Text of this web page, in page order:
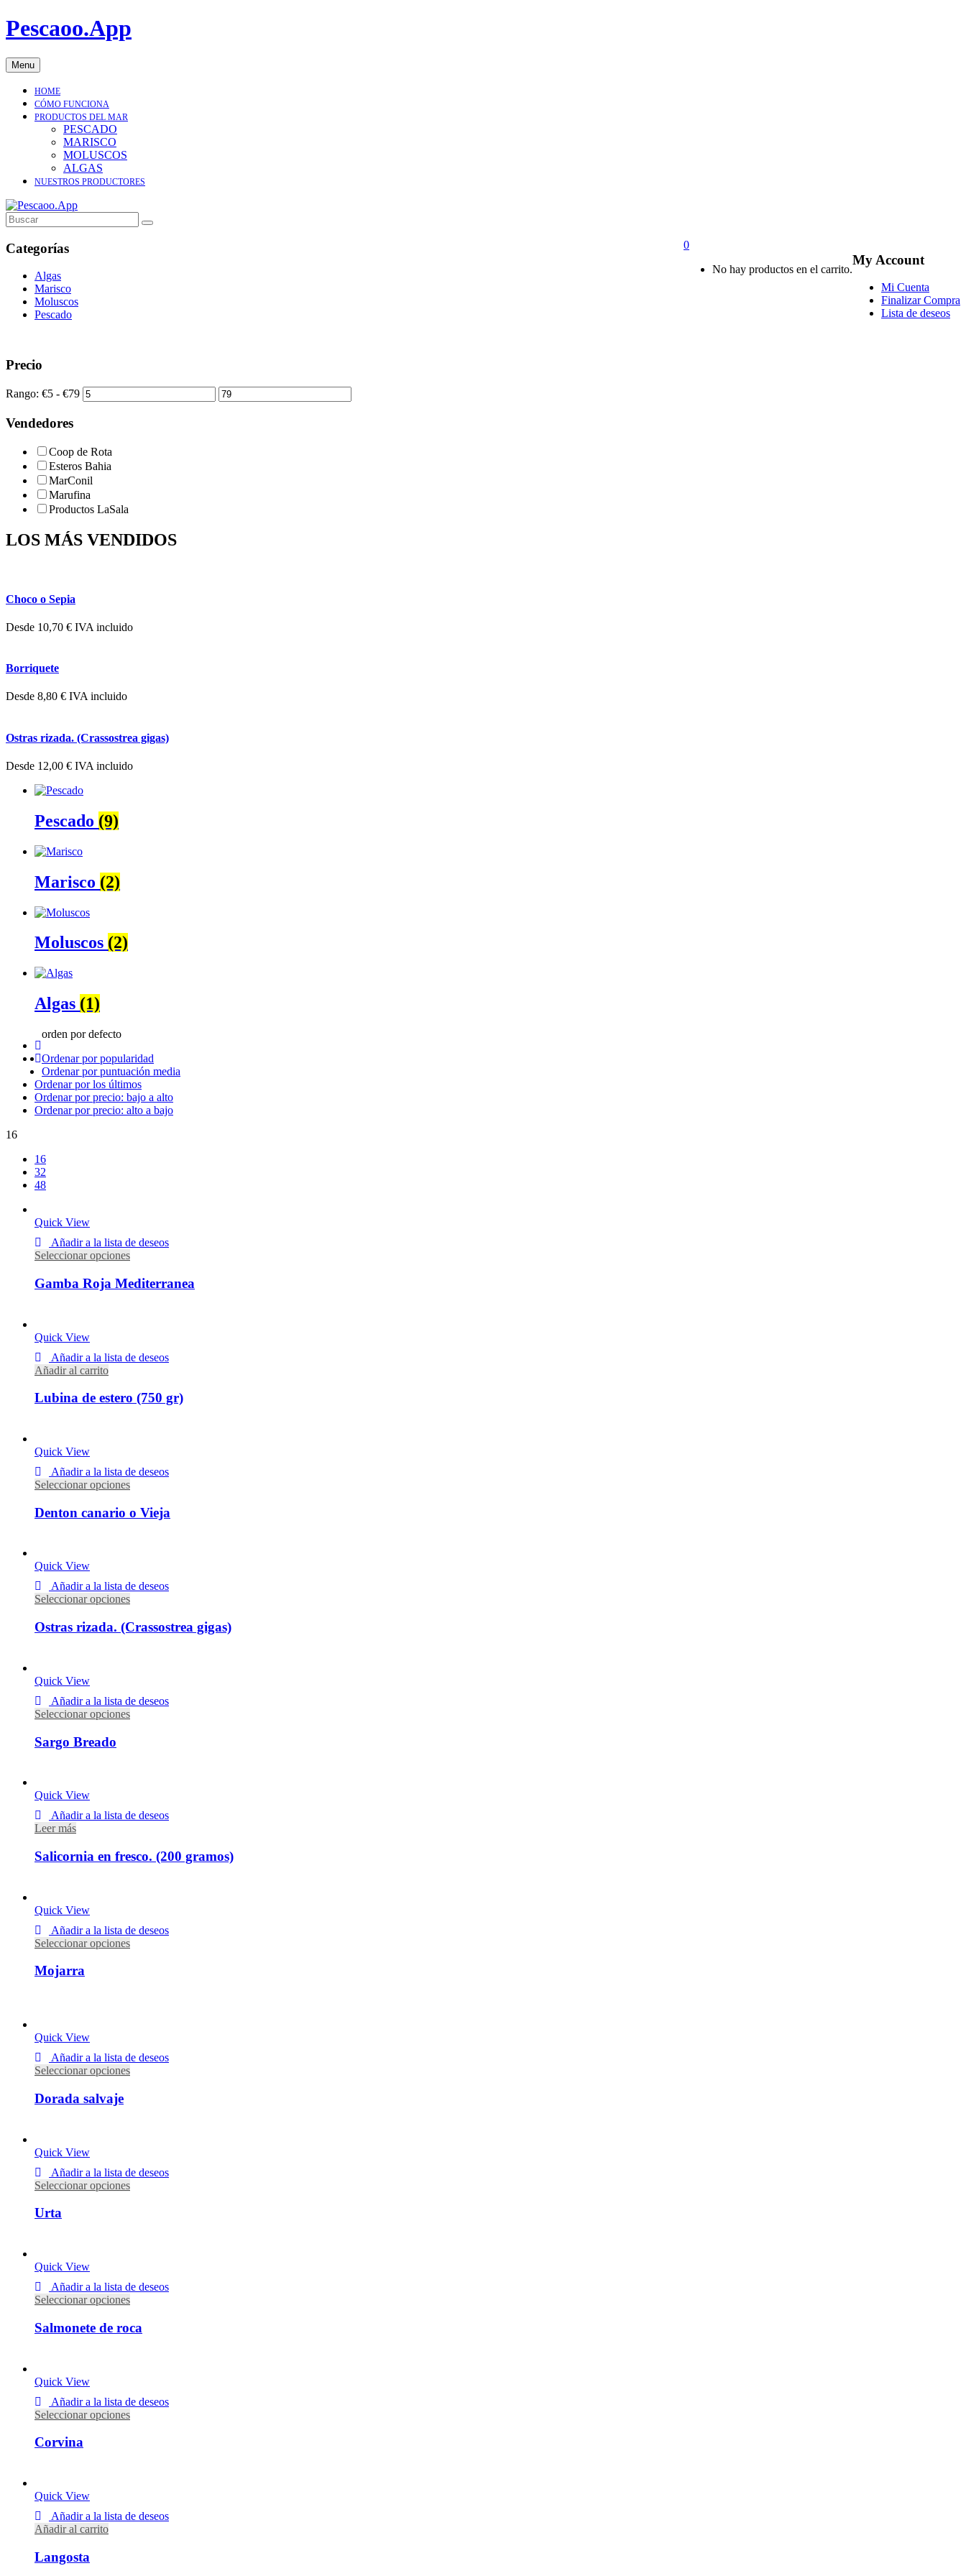
Pescaoo.App
Menu
HOME
CÓMO FUNCIONA
PRODUCTOS DEL MAR
PESCADO
MARISCO
MOLUSCOS
ALGAS
NUESTROS PRODUCTORES
My Account
Mi Cuenta
Finalizar Compra
Lista de deseos
0
No hay productos en el carrito.
Categorías
Algas
Marisco
Moluscos
Pescado
Precio
Rango: €5 - €79
Vendedores
Coop de Rota
Esteros Bahia
MarConil
Marufina
Productos LaSala
LOS MÁS VENDIDOS
Choco o Sepia
Desde 10,70 € IVA incluido
Borriquete
Desde 8,80 € IVA incluido
Ostras rizada. (Crassostrea gigas)
Desde 12,00 € IVA incluido
Pescado (9)
Marisco (2)
Moluscos (2)
Algas (1)
orden por defecto
Ordenar por popularidad
Ordenar por puntuación media
Ordenar por los últimos
Ordenar por precio: bajo a alto
Ordenar por precio: alto a bajo
16
16
32
48
Quick View
Añadir a la lista de deseos
Seleccionar opciones
Gamba Roja Mediterranea
Quick View
Añadir a la lista de deseos
Añadir al carrito
Lubina de estero (750 gr)
Quick View
Añadir a la lista de deseos
Seleccionar opciones
Denton canario o Vieja
Quick View
Añadir a la lista de deseos
Seleccionar opciones
Ostras rizada. (Crassostrea gigas)
Quick View
Añadir a la lista de deseos
Seleccionar opciones
Sargo Breado
Quick View
Añadir a la lista de deseos
Leer más
Salicornia en fresco. (200 gramos)
Quick View
Añadir a la lista de deseos
Seleccionar opciones
Mojarra
Quick View
Añadir a la lista de deseos
Seleccionar opciones
Dorada salvaje
Quick View
Añadir a la lista de deseos
Seleccionar opciones
Urta
Quick View
Añadir a la lista de deseos
Seleccionar opciones
Salmonete de roca
Quick View
Añadir a la lista de deseos
Seleccionar opciones
Corvina
Quick View
Añadir a la lista de deseos
Añadir al carrito
Langosta